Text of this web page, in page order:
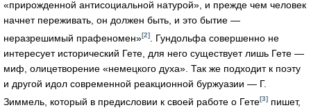
«прирожденной антисоциальной натурой», и прежде чем человек
начнет переживать, он должен быть, и это бытие —
неразрешимый прафеномен»[2]
. Гундольфа совершенно не
интересует исторический Гете, для него существует лишь Гете —
миф, олицетворение «немецкого духа». Так же подходит к поэту
и другой идол современной реакционной буржуазии — Г.
Зиммель, который в предисловии к своей работе о Гете[3] пишет,